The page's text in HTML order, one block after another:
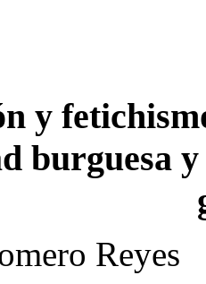
y
burguesa
Reyes